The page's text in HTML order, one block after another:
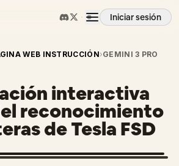
Iniciar sesión
WEB INSTRUCCIÓN›GEMINI 3 PRO
interactiva
reconocimiento
de Tesla FSD